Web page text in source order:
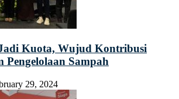
Kuota, Wujud Kontribusi
Pengelolaan Sampah
29, 2024